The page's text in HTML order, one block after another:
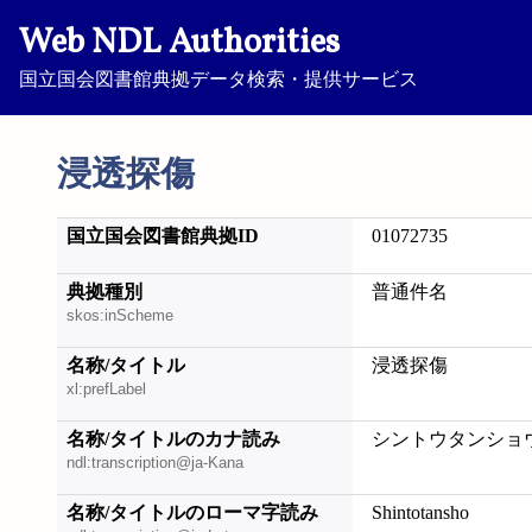
Web NDL Authorities
国立国会図書館典拠データ検索・提供サービス
浸透探傷
国立国会図書館典拠ID 01072735
典拠種別
skos:inScheme
普通件名
名称/タイトル
xl:prefLabel
浸透探傷
名称/タイトルのカナ読み
ndl:transcription@ja-Kana
シントウタンショ
名称/タイトルのローマ字読み Shintotansho